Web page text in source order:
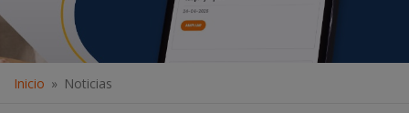
Inicio Noticias